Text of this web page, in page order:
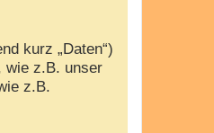
kurz „Daten“)
wie z.B. unser
z.B.